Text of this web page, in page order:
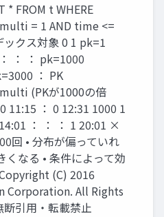
* FROM t WHERE
= 1 AND time <=
ックス対象 0 1 pk=1
： ： pk=1000
： PK
(PKが1000の倍
11:15 ： 0 12:31 1000 1
： ： ： 1 20:01 ×
回 • 分布が偏っていれ
くなる • 条件によって効
(C) 2016
Corporation. All Rights
断引用・転載禁止